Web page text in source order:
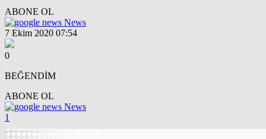
ABONE OL
News
7 Ekim 2020 07:54
0
BEĞENDİM
ABONE OL
News
1